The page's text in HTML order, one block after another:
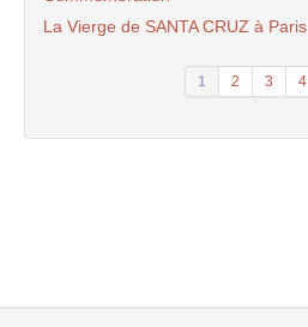
La Vierge de SANTA CRUZ à Paris
1 2 3 4